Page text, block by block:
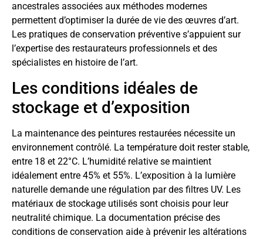
ancestrales associées aux méthodes modernes
permettent d’optimiser la durée de vie des œuvres d’art.
Les pratiques de conservation préventive s’appuient sur
l’expertise des restaurateurs professionnels et des
spécialistes en histoire de l’art.
Les conditions idéales de
stockage et d’exposition
La maintenance des peintures restaurées nécessite un
environnement contrôlé. La température doit rester stable,
entre 18 et 22°C. L’humidité relative se maintient
idéalement entre 45% et 55%. L’exposition à la lumière
naturelle demande une régulation par des filtres UV. Les
matériaux de stockage utilisés sont choisis pour leur
neutralité chimique. La documentation précise des
conditions de conservation aide à prévenir les altérations